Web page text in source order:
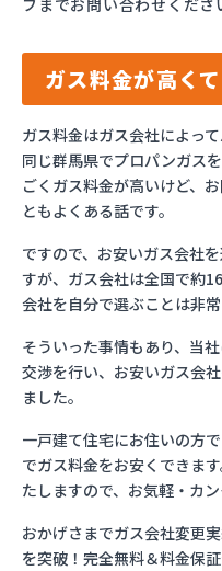
フまでお問い合わせくださ
ガス料金が高く
ガス料金はガス会社によっ
同じ群馬県でプロパンガス
ごくガス料金が高いけど、
ともよくある話です。
ですので、お安いガス会社
すが、ガス会社は全国で約
会社を自分で選ぶことは非常
そういった事情もあり、当
交渉を行い、お安いガス会
ました。
一戸建て住宅にお住いの方
でガス料金をお安くできま
たしますので、お気軽・カ
おかげさまでガス会社変更
を突破！完全無料＆料金保